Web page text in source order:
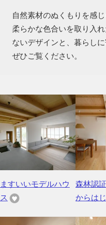
自然素材のぬくもりを感
柔らかな色合いを取り入
ないデザインと、暮らし
ぜひご覧ください。
ますいいモデルハウ
ス
森林認
からは